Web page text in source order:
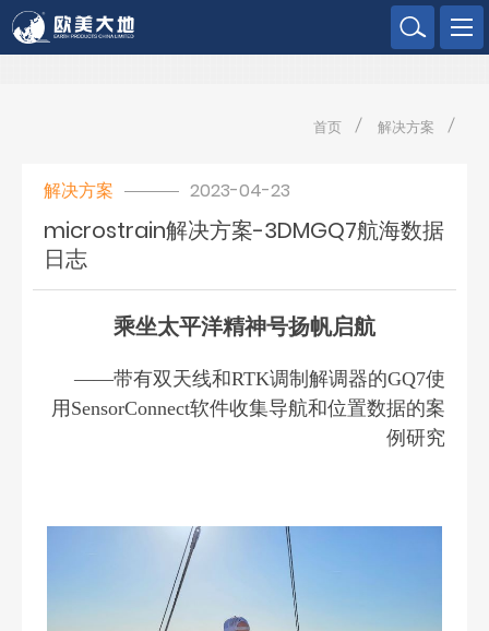
欧美大地
首页 解决方案
解决方案 2023-04-23
microstrain解决方案-3DMGQ7航海数据
日志
乘坐太平洋精神号扬帆启航
——带有双天线和RTK调制解调器的GQ7使
用SensorConnect软件收集导航和位置数据的案
例研究